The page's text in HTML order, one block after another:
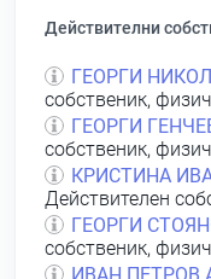
Действителни
ГЕОРГИ
собственик,
ГЕОРГИ
собственик,
КРИСТИНА
Действителен
ГЕОРГИ
собственик,